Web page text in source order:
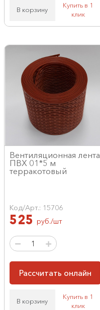
В корзину
Купить в 1
клик
Вентиляционная лента
ПВХ 01*5 м
терракотовый
Код/Арт.: 15706
525 руб./шт
Рассчитать онлайн
В корзину
Купить в 1
клик